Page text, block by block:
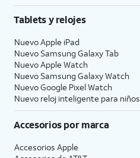
Tablets y relojes
Nuevo Apple iPad
Nuevo Samsung Galaxy Tab
Nuevo Apple Watch
Nuevo Samsung Galaxy Watch
Nuevo Google Pixel Watch
Nuevo reloj inteligente para niños
Accesorios por marca
Accesorios Apple